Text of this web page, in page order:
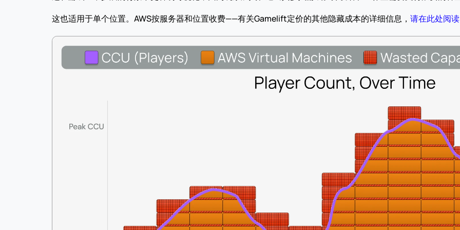
这也适用于单个位置。AWS按服务器和位置收费——有关Gamelift定价的其他隐藏成本的详细信息， 请在此处阅读